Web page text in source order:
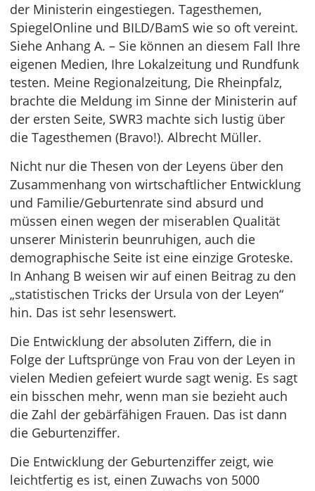
der Ministerin eingestiegen. Tagesthemen,
SpiegelOnline und BILD/BamS wie so oft vereint.
Siehe Anhang A. – Sie können an diesem Fall Ihre
eigenen Medien, Ihre Lokalzeitung und Rundfunk
testen. Meine Regionalzeitung, Die Rheinpfalz,
brachte die Meldung im Sinne der Ministerin auf
der ersten Seite, SWR3 machte sich lustig über
die Tagesthemen (Bravo!). Albrecht Müller.
Nicht nur die Thesen von der Leyens über den
Zusammenhang von wirtschaftlicher Entwicklung
und Familie/Geburtenrate sind absurd und
müssen einen wegen der miserablen Qualität
unserer Ministerin beunruhigen, auch die
demographische Seite ist eine einzige Groteske.
In Anhang B weisen wir auf einen Beitrag zu den
„statistischen Tricks der Ursula von der Leyen“
hin. Das ist sehr lesenswert.
Die Entwicklung der absoluten Ziffern, die in
Folge der Luftsprünge von Frau von der Leyen in
vielen Medien gefeiert wurde sagt wenig. Es sagt
ein bisschen mehr, wenn man sie bezieht auch
die Zahl der gebärfähigen Frauen. Das ist dann
die Geburtenziffer.
Die Entwicklung der Geburtenziffer zeigt, wie
leichtfertig es ist, einen Zuwachs von 5000